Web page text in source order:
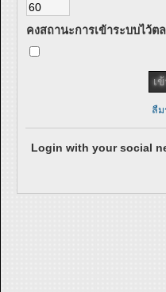
คงสถานะการเข้าระบบไว้ต
ลืม
Login with your social